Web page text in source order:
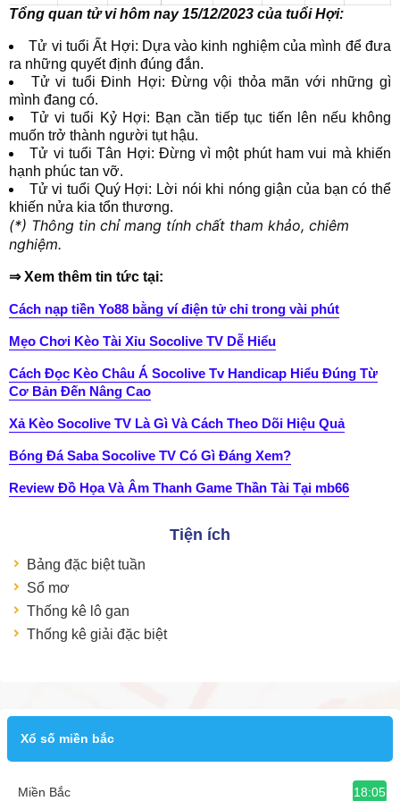
Tổng quan tử vi hôm nay 15/12/2023 của tuổi Hợi:
Tử vi tuổi Ất Hợi: Dựa vào kinh nghiệm của mình để đưa
ra những quyết định đúng đắn.
Tử vi tuổi Đinh Hợi: Đừng vội thỏa mãn với những gì
mình đang có.
Tử vi tuổi Kỷ Hợi: Bạn cần tiếp tục tiến lên nếu không
muốn trở thành người tụt hậu.
Tử vi tuổi Tân Hợi: Đừng vì một phút ham vui mà khiến
hạnh phúc tan vỡ.
Tử vi tuổi Quý Hợi: Lời nói khi nóng giận của bạn có thể
khiến nửa kia tổn thương.
(*) Thông tin chỉ mang tính chất tham khảo, chiêm
nghiệm.
⇒ Xem thêm tin tức tại:
Cách nạp tiền Yo88 bằng ví điện tử chỉ trong vài phút
Mẹo Chơi Kèo Tài Xỉu Socolive TV Dễ Hiểu
Cách Đọc Kèo Châu Á Socolive Tv Handicap Hiểu Đúng Từ
Cơ Bản Đến Nâng Cao
Xả Kèo Socolive TV Là Gì Và Cách Theo Dõi Hiệu Quả
Bóng Đá Saba Socolive TV Có Gì Đáng Xem?
Review Đồ Họa Và Âm Thanh Game Thần Tài Tại mb66
Tiện ích
Bảng đặc biệt tuần
Sổ mơ
Thống kê lô gan
Thống kê giải đặc biệt
Xổ số miền bắc
Miền Bắc 18:05